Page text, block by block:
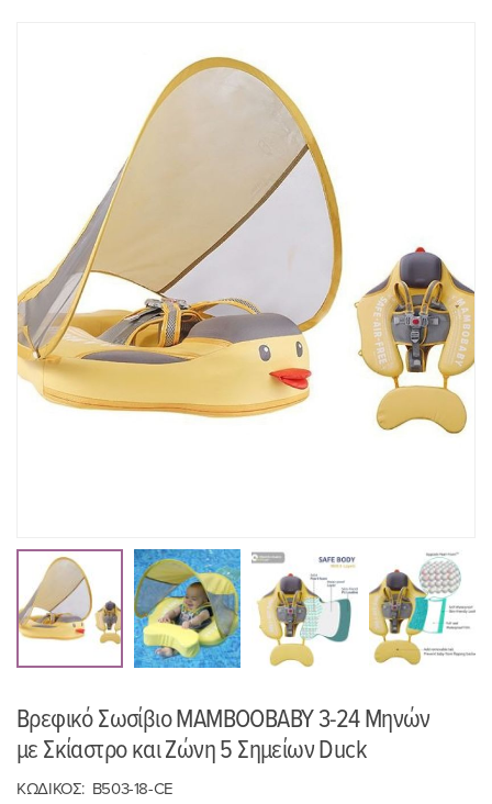
Βρεφικό Σωσίβιο MAMBOOBABY 3-24 Μηνών
με Σκίαστρο και Ζώνη 5 Σημείων Duck
ΚΩΔΙΚΟΣ: B503-18-CE